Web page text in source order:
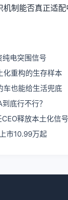
制能否真正适
电突围信号
化重构的生存样本
车也能给生活兜底
底行不行？
释放本土化信号
市10.99万起